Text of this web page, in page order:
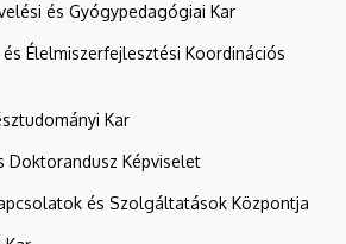
és Gyógypedagógiai Kar
Élelmiszerfejlesztési Koordinációs
Kar
Doktorandusz Képviselet
és Szolgáltatások Központja